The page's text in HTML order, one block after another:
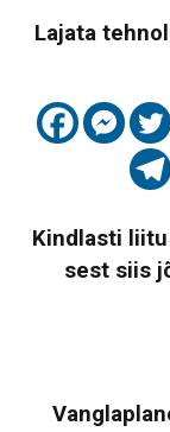
Lajata
Kindlasti
sest siis